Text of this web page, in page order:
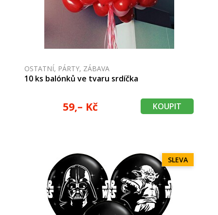
OSTATNÍ, PÁRTY, ZÁBAVA
10 ks balónků ve tvaru srdíčka
59,– Kč KOUPIT
SLEVA